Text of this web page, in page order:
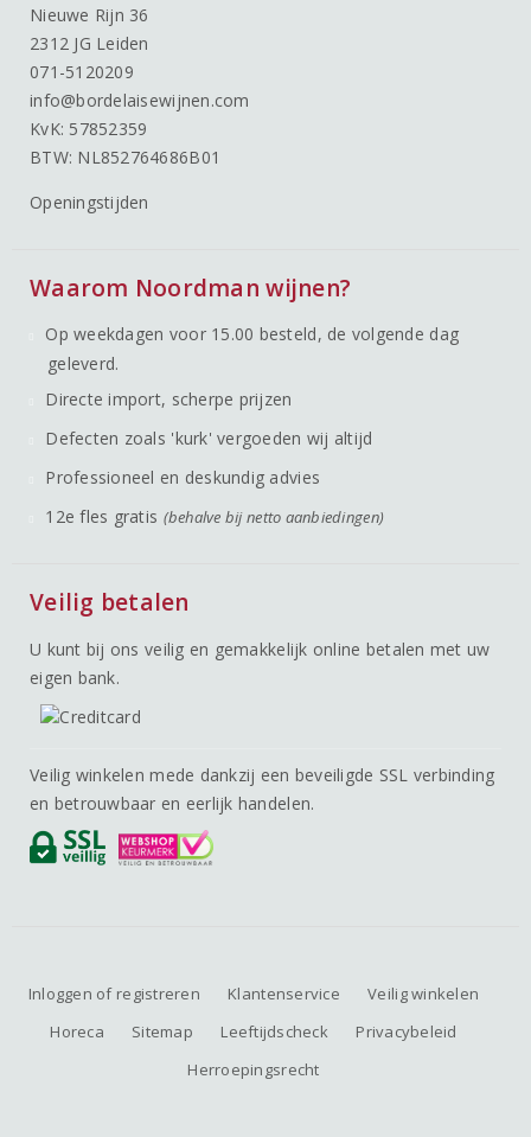
Nieuwe Rijn 36
2312 JG Leiden
071-5120209
info@bordelaisewijnen.com
KvK: 57852359
BTW: NL852764686B01
Openingstijden
Waarom Noordman wijnen?
Op weekdagen voor 15.00 besteld, de volgende dag
geleverd.
Directe import, scherpe prijzen
Defecten zoals 'kurk' vergoeden wij altijd
Professioneel en deskundig advies
12e fles gratis (behalve bij netto aanbiedingen)
Veilig betalen
U kunt bij ons veilig en gemakkelijk online betalen met uw
eigen bank.
Veilig winkelen mede dankzij een beveiligde SSL verbinding
en betrouwbaar en eerlijk handelen.
Inloggen of registreren Klantenservice
Veilig winkelen
Horeca
Sitemap Leeftijdscheck
Privacybeleid
Herroepingsrecht